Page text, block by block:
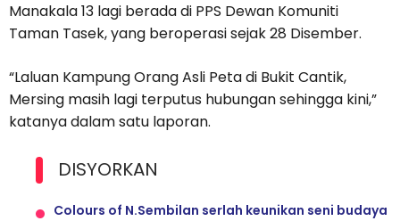
Manakala 13 lagi berada di PPS Dewan Komuniti
Taman Tasek, yang beroperasi sejak 28 Disember.
“Laluan Kampung Orang Asli Peta di Bukit Cantik,
Mersing masih lagi terputus hubungan sehingga kini,”
katanya dalam satu laporan.
DISYORKAN
Colours of N.Sembilan serlah keunikan seni budaya